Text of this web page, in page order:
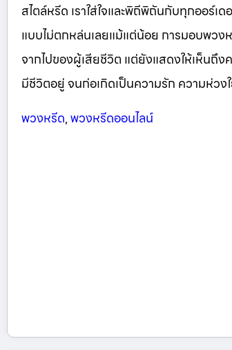
สไตล์หรีด เราใส่ใจและพิถีพิถันกับทุกออร์
แบบไม่ตกหล่นเลยแม้แต่น้อย การมอบพวง
จากไปของผู้เสียชีวิต แต่ยังแสดงให้เห็นถึ
มีชีวิตอยู่ จนก่อเกิดเป็นความรัก ความห่ว
พวงหรีด,พวงหรีดออนไลน์